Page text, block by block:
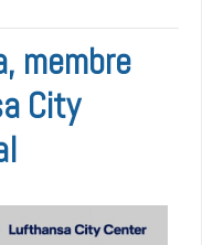
membre
City